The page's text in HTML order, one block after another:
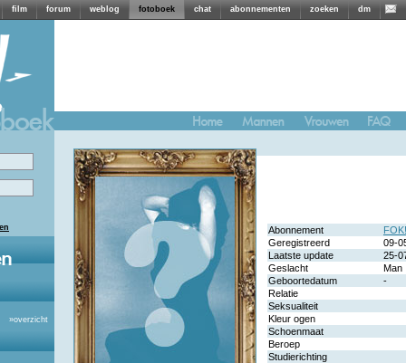
film forum weblog fotoboek chat abonnementen zoeken dm
»overzicht
Abonnement
Geregistreerd
09-
Laatste update
25-
Geslacht
Man
Geboortedatum
-
Relatie
Seksualiteit
Kleur ogen
Schoenmaat
Beroep
Studierichting